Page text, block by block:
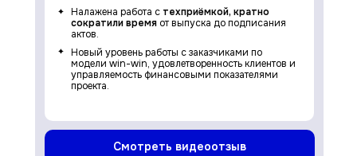
Налажена работа с техприёмкой, кратно
сократили время от выпуска до подписания
актов.
Новый уровень работы с заказчиками по
модели win-win, удовлетворенность клиентов и
управляемость финансовыми показателями
проекта.
Смотреть видеоотзыв